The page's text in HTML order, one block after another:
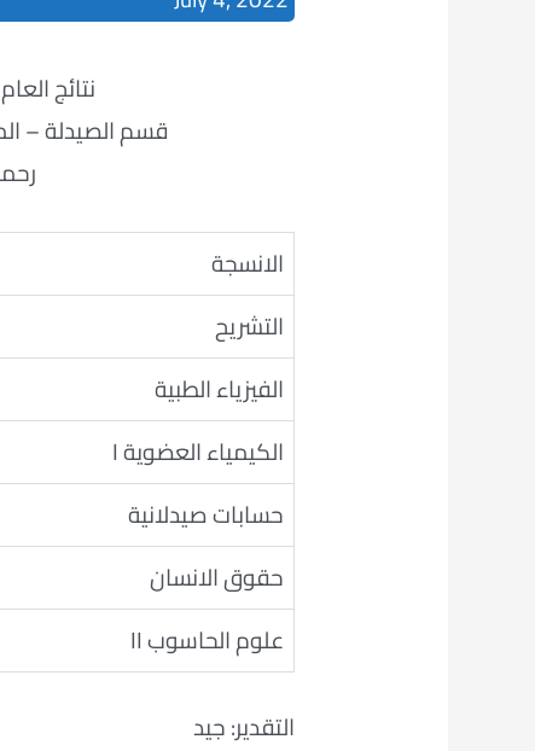
نتائج العام
قسم الصيدلة –
الانسجة
التشريح
الفيزياء الطبية
الكيمياء العضوية I
حسابات صيدلانية
حقوق الانسان
علوم الحاسوب II
التقدير: جيد